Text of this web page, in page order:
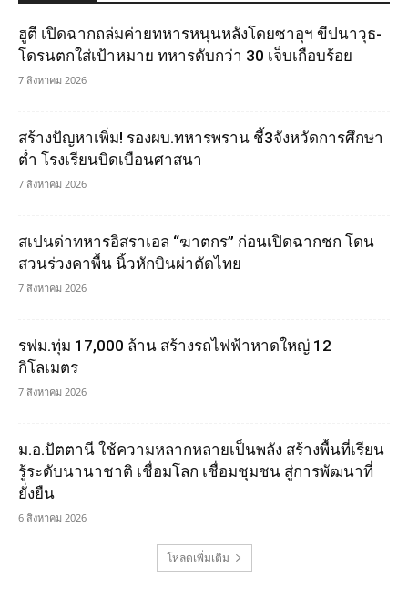
ฮูตี เปิดฉากถล่มค่ายทหารหนุนหลังโดยซาอุฯ ขีปนาวุธ-
โดรนตกใส่เป้าหมาย ทหารดับกว่า 30 เจ็บเกือบร้อย
7 สิงหาคม 2026
สร้างปัญหาเพิ่ม! รองผบ.ทหารพราน ชี้3จังหวัดการศึกษา
ต่ำ โรงเรียนบิดเบือนศาสนา
7 สิงหาคม 2026
สเปนด่าทหารอิสราเอล “ฆาตกร” ก่อนเปิดฉากชก โดน
สวนร่วงคาพื้น นิ้วหักบินผ่าตัดไทย
7 สิงหาคม 2026
รฟม.ทุ่ม 17,000 ล้าน สร้างรถไฟฟ้าหาดใหญ่ 12
กิโลเมตร
7 สิงหาคม 2026
ม.อ.ปัตตานี ใช้ความหลากหลายเป็นพลัง สร้างพื้นที่เรียน
รู้ระดับนานาชาติ เชื่อมโลก เชื่อมชุมชน สู่การพัฒนาที่
ยั่งยืน
6 สิงหาคม 2026
โหลดเพิ่มเติม